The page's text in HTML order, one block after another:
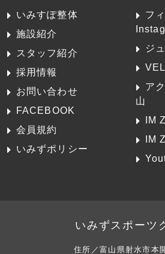
いみすぽ整体
施設紹介
スタッフ紹介
採用情報
お問い合わせ
FACEBOOK
会員規約
いみずポリシー
フ
ジ
ア
山
IM
IM
いみずスポーツ
住所／富山県射水市本